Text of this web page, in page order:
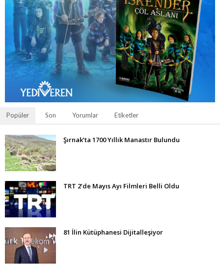
Popüler Son Yorumlar Etiketler
Şırnak’ta 1700 Yıllık Manastır Bulundu
TRT 2’de Mayıs Ayı Filmleri Belli Oldu
81 İlin Kütüphanesi Dijitalleşiyor